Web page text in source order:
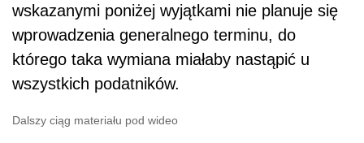
wskazanymi poniżej wyjątkami nie planuje się
wprowadzenia generalnego terminu, do
którego taka wymiana miałaby nastąpić u
wszystkich podatników.
Dalszy ciąg materiału pod wideo